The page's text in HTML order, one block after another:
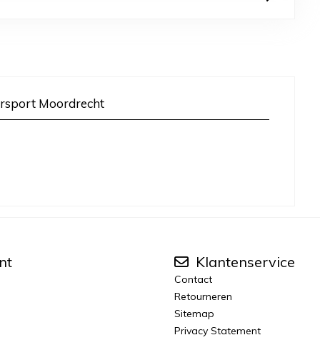
Moordrecht
Klantenservice
Contact
Retourneren
Sitemap
Privacy Statement